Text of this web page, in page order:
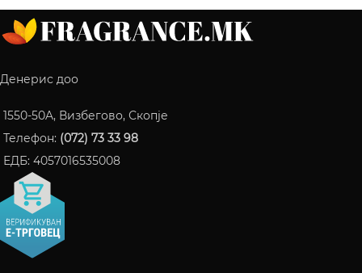
Денерис доо
1550-50A, Визбегово, Скопје
Телефон: (072) 73 33 98
ЕДБ: 4057016535008